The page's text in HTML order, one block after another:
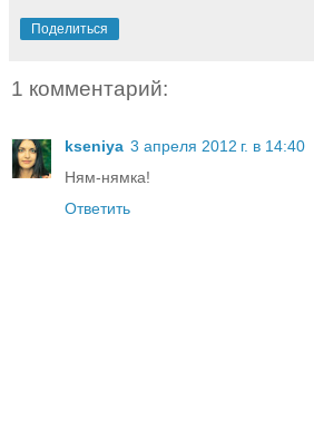
Поделиться
1 комментарий:
kseniya 3 апреля 2012 г. в 14:40
Ням-нямка!
Ответить